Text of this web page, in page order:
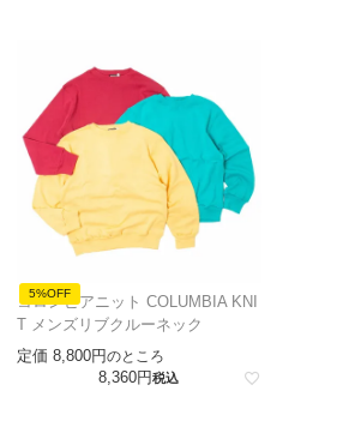
5%OFF
コロンビアニット COLUMBIA KNI
T メンズリブクルーネック
定価 8,800 のところ
8,360 税込